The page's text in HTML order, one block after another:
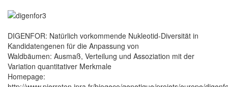
DIGENFOR: Natürlich vorkommende Nukleotid-Diversität in
Kandidatengenen für die Anpassung von
Waldbäumen: Ausmaß, Verteilung und Assoziation mit der
Variation quantitativer Merkmale
Homepage: